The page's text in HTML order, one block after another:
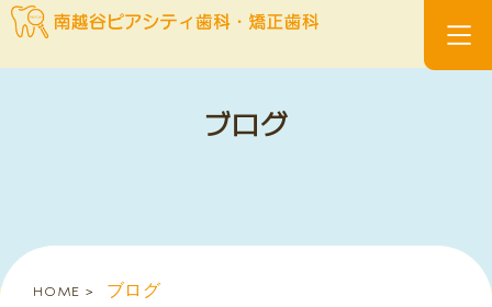
ブログ
HOME ブログ